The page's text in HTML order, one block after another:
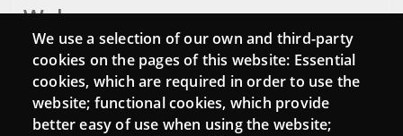
Webs
Login
Mattermost Punt TIC
Moodle CampusLab
We use a selection of our own and third-party
cookies on the pages of this website: Essential
cookies, which are required in order to use the
website; functional cookies, which provide
better easy of use when using the website;